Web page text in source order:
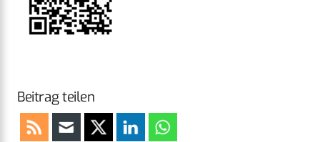
Beitrag teilen